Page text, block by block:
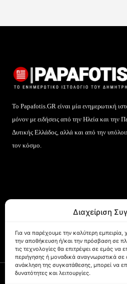
Διαχείριση
Για να παρέχουμε την καλύτερη
την αποθήκευση ή/και την πρόσβαση σε
τις τεχνολογίες θα επιτρέψει σε εμάς
περιήγησης ή μοναδικά αναγνωριστικά
ανάκληση της συγκατάθεσης, μπορεί να
δυνατότητες και λειτουργίες.
Το Papafotis.GR είναι μία ενημερωτική
μόνον με ειδήσεις από την Ηλεία και την
Δυτικής Ελλάδος, αλλά και από την
τον κόσμο.